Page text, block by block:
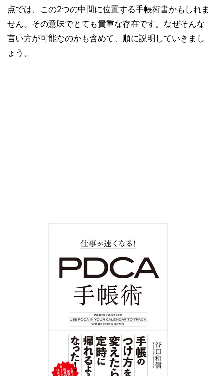
点では、この2つの中間に位置する手帳術書かもしれま
せん。その意味でとても貴重な存在です。なぜそんな
言い方が可能なのかも含めて、順に説明していきまし
ょう。